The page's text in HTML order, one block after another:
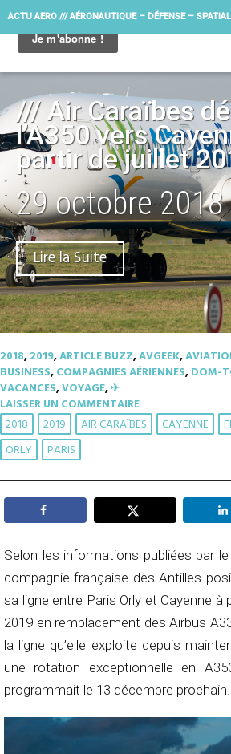
ACTU AERO /// AÉRONAUTIQUE – DÉFENSE –
/// Air Caraïbes
l’A350 vers
partir de juillet
29 octobre 2018
Lire la Suite
2018,2019,ARTICLE BUZZ,AVGEEK,
BUSINESS,COMPAGNIES AÉRIENNES,DOM-
VACANCES,VOYAGE,✈︎
LAISSER UN COMMENTAIRE
2018 2019 AIR CARAÏBES CAYENNE
ORLY
PARIS
Selon les informations publiées par
compagnie française des Antilles
sa ligne entre Paris Orly et Cayenne à
2019 en remplacement des Airbus
la ligne qu’elle exploite depuis
une rotation exceptionnelle en
programmait le 13 décembre prochain.